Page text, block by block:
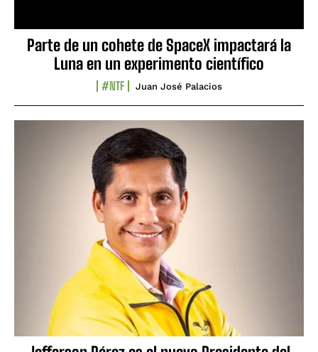
Parte de un cohete de SpaceX impactará la
Luna en un experimento científico
#NTF Juan José Palacios